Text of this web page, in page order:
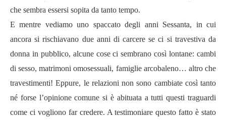
che sembra essersi sopita da tanto tempo.
E mentre vediamo uno spaccato degli anni Sessanta, in cui
ancora si rischiavano due anni di carcere se ci si travestiva da
donna in pubblico, alcune cose ci sembrano così lontane: cambi
di sesso, matrimoni omosessuali, famiglie arcobaleno… altro che
travestimenti! Eppure, le relazioni non sono cambiate così tanto
né forse l’opinione comune si è abituata a tutti questi traguardi
come ci vogliono far credere. A testimoniare questo fatto è stato